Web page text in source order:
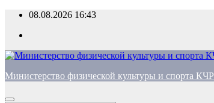
Перейти
содержимому
08.08.2026 16:43
Министерство физической культуры и спорта КЧР